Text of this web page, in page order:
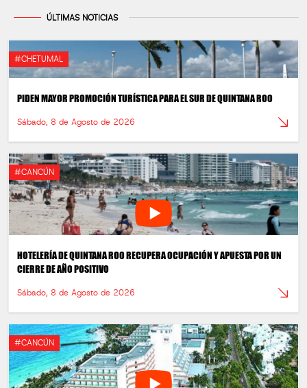
ÚLTIMAS NOTICIAS
#CHETUMAL
PIDEN MAYOR PROMOCIÓN TURÍSTICA PARA EL SUR DE QUINTANA ROO
Sábado, 8 de Agosto de 2026
#CANCÚN
HOTELERÍA DE QUINTANA ROO RECUPERA OCUPACIÓN Y APUESTA POR UN
CIERRE DE AÑO POSITIVO
Sábado, 8 de Agosto de 2026
#CANCÚN